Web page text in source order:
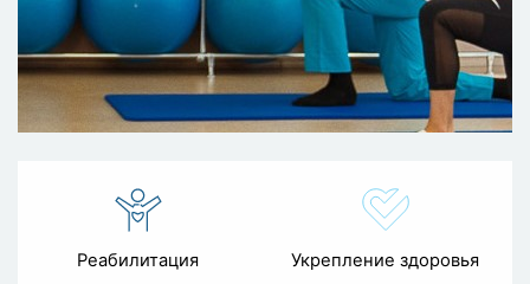
Реабилитация Укрепление здоровья